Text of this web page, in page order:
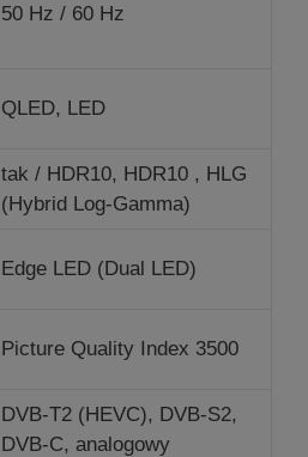
50 Hz / 60 Hz
QLED, LED
tak / HDR10, HDR10 , HLG
(Hybrid Log-Gamma)
Edge LED (Dual LED)
Picture Quality Index 3500
DVB-T2 (HEVC), DVB-S2,
DVB-C, analogowy